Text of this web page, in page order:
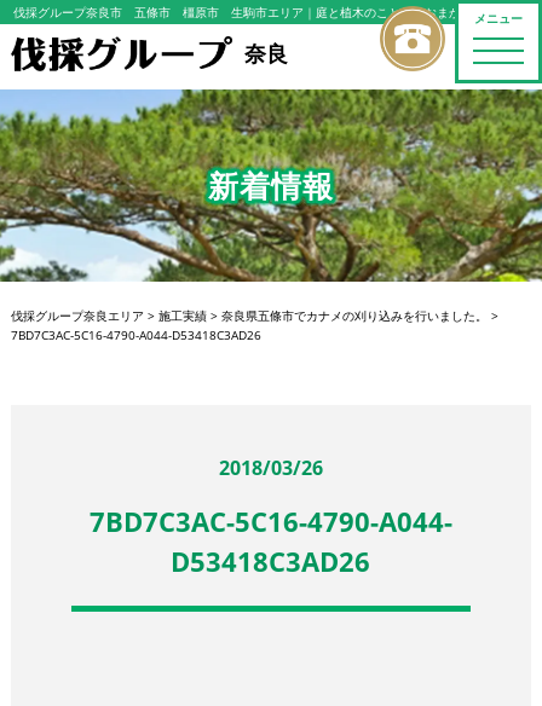
メニュー
toggle
伐採グループ奈良市 五條市 橿原市 生駒市エリア ｜庭と植木のことならおまかせください
奈良
新着情報
伐採グループ奈良エリア > 施工実績> 奈良県五條市でカナメの刈り込みを行いました。
>
7BD7C3AC-5C16-4790-A044-D53418C3AD26
2018/03/26
7BD7C3AC-5C16-4790-A044-
D53418C3AD26